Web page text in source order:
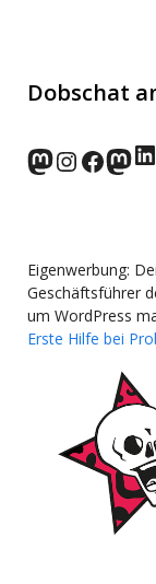
Dobschat
wp-
Eigenwerbung:
Geschäftsführer
um WordPress
Erste Hilfe bei